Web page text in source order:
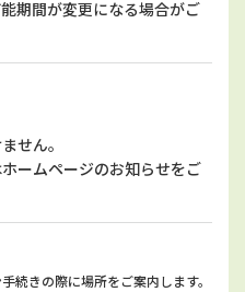
期間が変更になる場合がご
せん。
ームページのお知らせをご
続きの際に場所をご案内します。